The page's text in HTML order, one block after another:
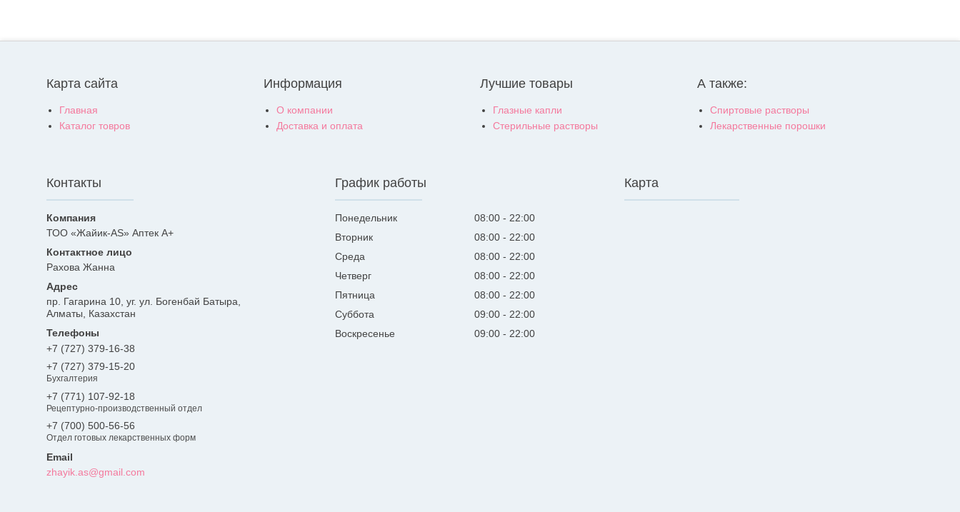
Карта сайта
Главная
Каталог товров
Информация
О компании
Доставка и оплата
Лучшие товары
Глазные капли
Стерильные растворы
А также:
Спиртовые растворы
Лекарственные порошки
Контакты
ТОО «Жайик-AS» Аптек А+
Рахова Жанна
пр. Гагарина 10, уг. ул. Богенбай Батыра,
Алматы, Казахстан
+7 (727) 379-16-38
+7 (727) 379-15-20
Бухгалтерия
+7 (771) 107-92-18
Рецептурно-производственный отдел
+7 (700) 500-56-56
Отдел готовых лекарственных форм
zhayik.as@gmail.com
График работы
Понедельник 08:00
22:00
Вторник
08:00
22:00
Среда
08:00
22:00
Четверг
08:00
22:00
Пятница
08:00
22:00
Суббота
09:00
22:00
Воскресенье
09:00 22:00
Карта